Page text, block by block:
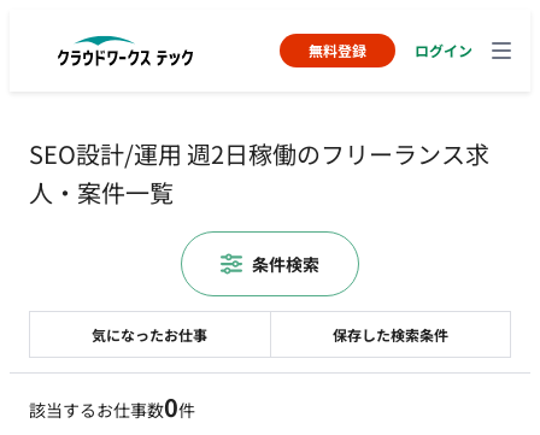
無料登録 ログイン
SEO設計/運用 週2日稼働のフリーランス求
人・案件一覧
該当するお仕事数0件
気になったお仕事 保存した検索条件
条件検索